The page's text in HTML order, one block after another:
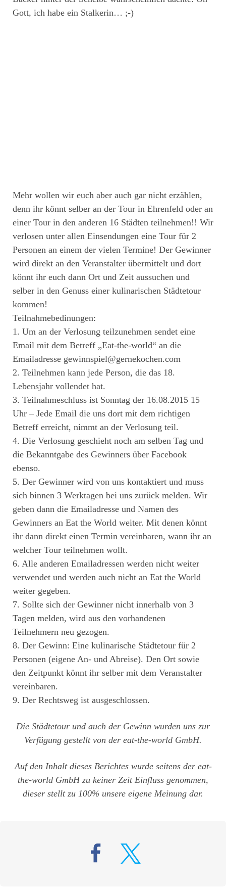
Gott, ich habe ein Stalkerin… ;-)
Mehr wollen wir euch aber auch gar nicht erzählen,
denn ihr könnt selber an der Tour in Ehrenfeld oder an
einer Tour in den anderen 16 Städten teilnehmen!! Wir
verlosen unter allen Einsendungen eine Tour für 2
Personen an einem der vielen Termine! Der Gewinner
wird direkt an den Veranstalter übermittelt und dort
könnt ihr euch dann Ort und Zeit aussuchen und
selber in den Genuss einer kulinarischen Städtetour
kommen!
Teilnahmebedinungen:
1. Um an der Verlosung teilzunehmen sendet eine
Email mit dem Betreff „Eat-the-world“ an die
Emailadresse gewinnspiel@gernekochen.com
2. Teilnehmen kann jede Person, die das 18.
Lebensjahr vollendet hat.
3. Teilnahmeschluss ist Sonntag der 16.08.2015 15
Uhr – Jede Email die uns dort mit dem richtigen
Betreff erreicht, nimmt an der Verlosung teil.
4. Die Verlosung geschieht noch am selben Tag und
die Bekanntgabe des Gewinners über Facebook
ebenso.
5. Der Gewinner wird von uns kontaktiert und muss
sich binnen 3 Werktagen bei uns zurück melden. Wir
geben dann die Emailadresse und Namen des
Gewinners an Eat the World weiter. Mit denen könnt
ihr dann direkt einen Termin vereinbaren, wann ihr an
welcher Tour teilnehmen wollt.
6. Alle anderen Emailadressen werden nicht weiter
verwendet und werden auch nicht an Eat the World
weiter gegeben.
7. Sollte sich der Gewinner nicht innerhalb von 3
Tagen melden, wird aus den vorhandenen
Teilnehmern neu gezogen.
8. Der Gewinn: Eine kulinarische Städtetour für 2
Personen (eigene An- und Abreise). Den Ort sowie
den Zeitpunkt könnt ihr selber mit dem Veranstalter
vereinbaren.
9. Der Rechtsweg ist ausgeschlossen.
Die Städtetour und auch der Gewinn wurden uns zur
Verfügung gestellt von der eat-the-world GmbH.
Auf den Inhalt dieses Berichtes wurde seitens der eat-
the-world GmbH zu keiner Zeit Einfluss genommen,
dieser stellt zu 100% unsere eigene Meinung dar.